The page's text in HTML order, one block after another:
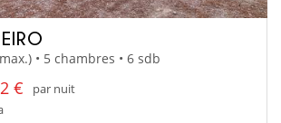
• 5 chambres • 6 sdb
€
par nuit